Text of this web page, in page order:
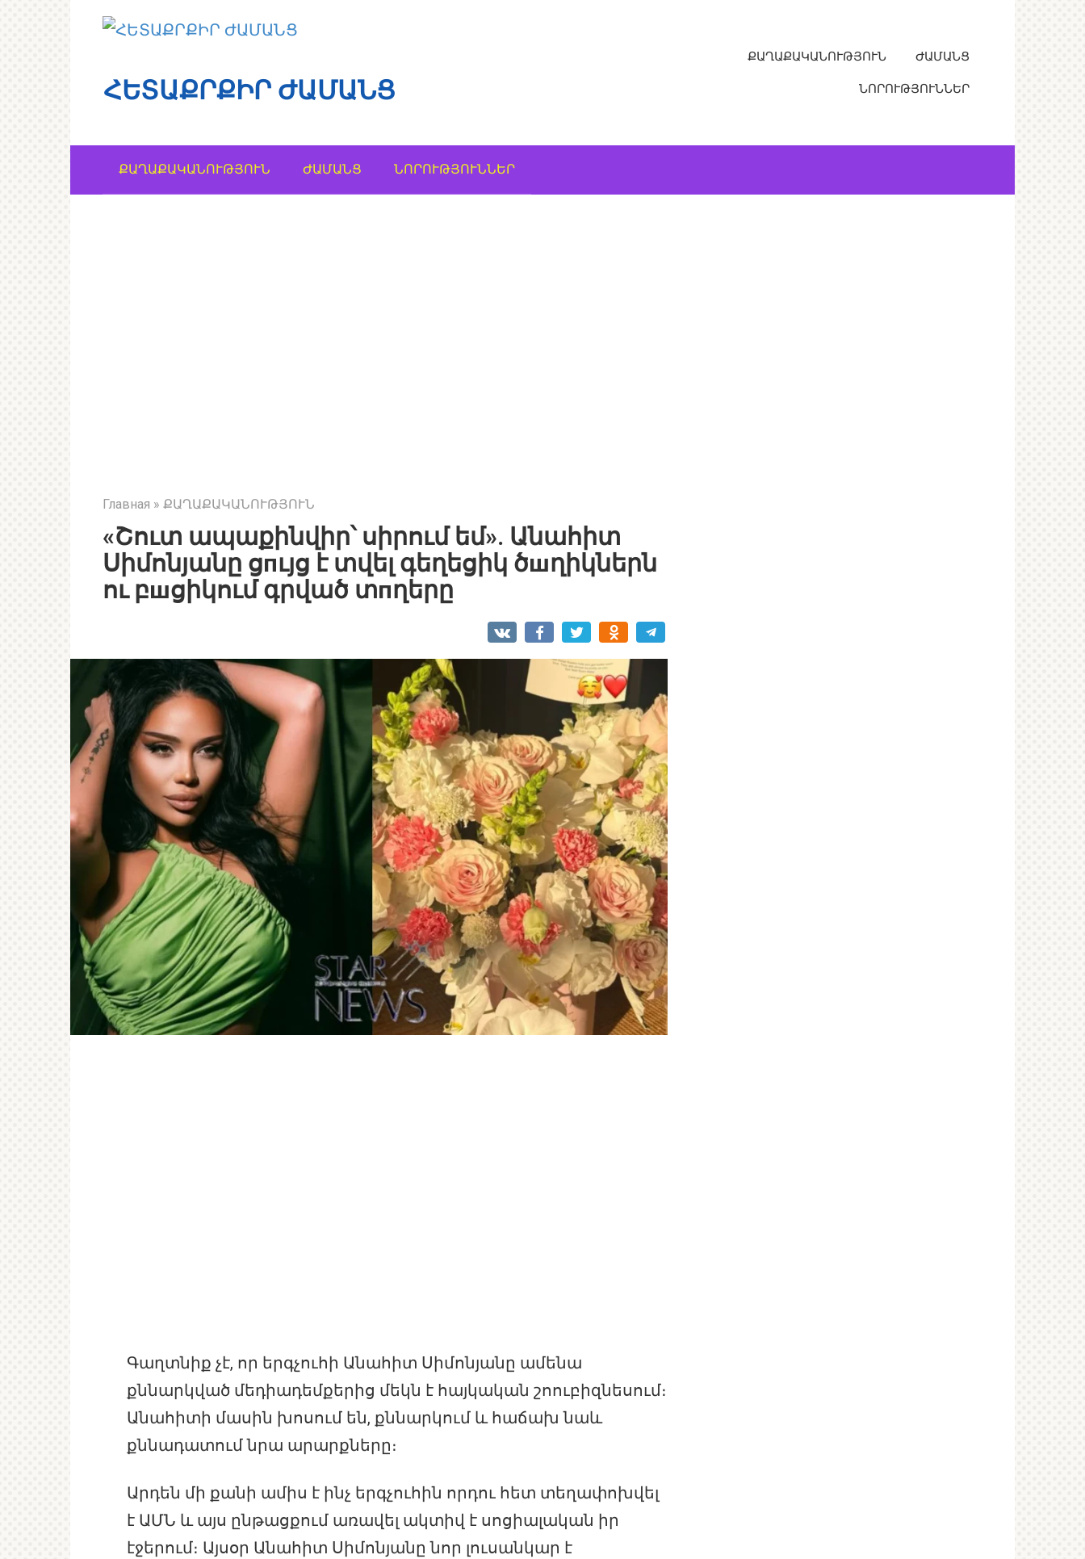
ՀԵՏԱՔՐՔԻՐ ԺԱՄԱՆՑ
ՔԱՂԱՔԱԿԱՆՈՒԹՅՈՒՆ ԺԱՄԱՆՑ
ՆՈՐՈՒԹՅՈՒՆՆԵՐ
ՔԱՂԱՔԱԿԱՆՈՒԹՅՈՒՆ ԺԱՄԱՆՑ ՆՈՐՈՒԹՅՈՒՆՆԵՐ
Главная » ՔԱՂԱՔԱԿԱՆՈՒԹՅՈՒՆ
«Շուտ ապաքինվիր՝ սիրում եմ». Անահիտ
Սիմոնյանը ցпւյց է տվել գեղեցիկ ծшղիկներն
ու բшցիկում գրված տпղերը
Գաղտնիք չէ, որ երգչուհի Անահիտ Սիմոնյանը ամենա
քննարկված մեդիադեմքերից մեկն է հայկական շոուբիզնեսում։
Անահիտի մասին խոսում են, քննարկում և հաճախ նաև
քննադատում նրա արարքները։
Արդեն մի քանի ամիս է ինչ երգչուհին որդու հետ տեղափոխվել
է ԱՄՆ և այս ընթացքում առավել ակտիվ է սոցիալական իր
էջերում։ Այսօր Անահիտ Սիմոնյանը նոր լուսանկար է